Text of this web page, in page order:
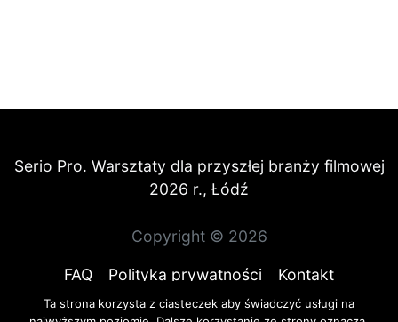
Serio Pro. Warsztaty dla przyszłej branży filmowej
2026 r., Łódź
Copyright © 2026
FAQ Polityka prywatności Kontakt
Ta strona korzysta z ciasteczek aby świadczyć usługi na